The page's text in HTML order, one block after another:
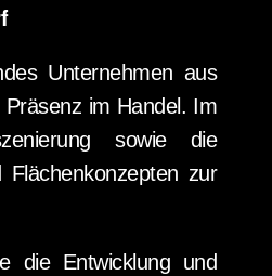
Unternehmen aus
im Handel. Im
sowie die
Flächenkonzepten zur
die Entwicklung und